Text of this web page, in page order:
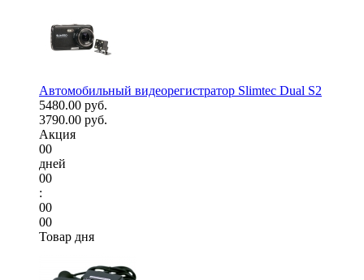
Автомобильный видеорегистратор Slimtec Dual S2
5480.00 руб.
3790.00 руб.
Акция
00
дней
00
:
00
00
Товар дня